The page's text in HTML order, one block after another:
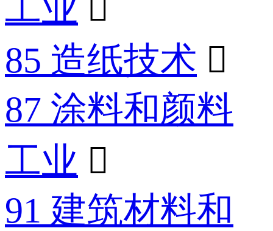
工业 
85 造纸技术 
87 涂料和颜料
工业 
91 建筑材料和